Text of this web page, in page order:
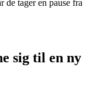
de tager en pause fra
sig til en ny